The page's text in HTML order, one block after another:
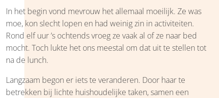
In het begin vond mevrouw het allemaal moeilijk. Ze was
moe, kon slecht lopen en had weinig zin in activiteiten.
Rond elf uur ’s ochtends vroeg ze vaak al of ze naar bed
mocht. Toch lukte het ons meestal om dat uit te stellen tot
na de lunch.
Langzaam begon er iets te veranderen. Door haar te
betrekken bij lichte huishoudelijke taken, samen een